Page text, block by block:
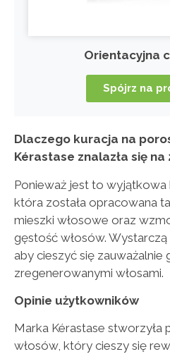
Orientacyjna
Spójrz na
Dlaczego kuracja na
Kérastase znalazła się na
Ponieważ jest to wyjątkowa
która została opracowana
mieszki włosowe oraz
gęstość włosów. Wystarczą
aby cieszyć się zauważalnie
zregenerowanymi włosami.
Opinie użytkowników
Marka Kérastase stworzyła
włosów, który cieszy się